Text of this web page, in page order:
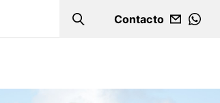
Search
Contacto